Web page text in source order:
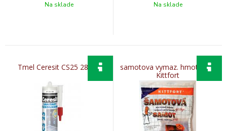
Na sklade Na sklade
Tmel Ceresit CS25 280ml
samotova vymaz. hmota 1kg
Kittfort